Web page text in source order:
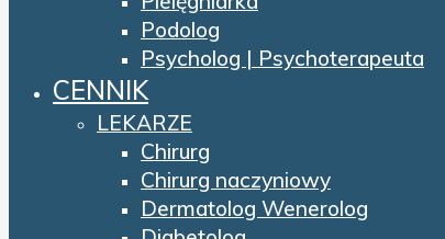
Podolog
Psycholog | Psychoterapeuta
CENNIK
LEKARZE
Chirurg
Chirurg naczyniowy
Dermatolog Wenerolog